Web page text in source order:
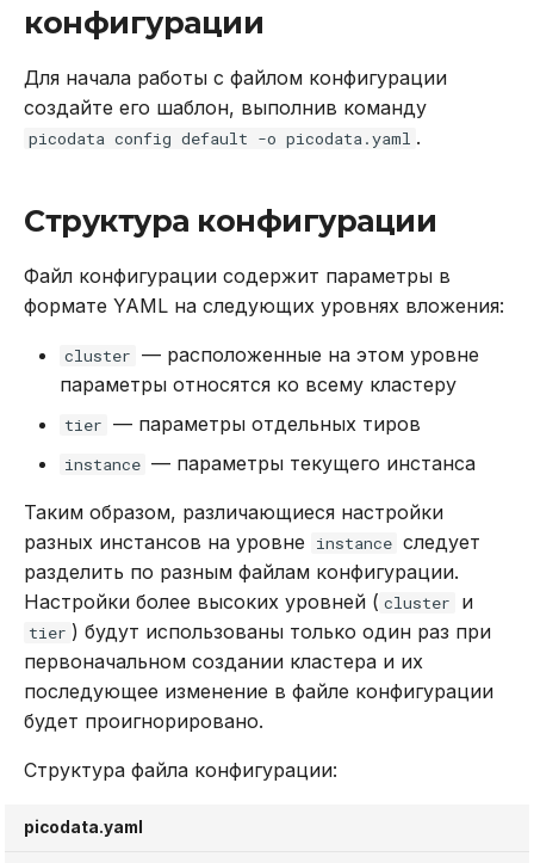
instance.ldap.connect
instance.ldap.dn_format
instance.ldap.enabled
instance.ldap.tls.method
instance.log.destination
instance.log.format
instance.memtx.dir
instance.memtx.max_tuple_size
instance.memtx.memory
instance.memtx.system_memory
instance.name
instance.peer
конфигурации
Для начала работы с файлом конфигурации
создайте его шаблон, выполнив команду
picodata config default -o picodata.yaml .
Структура конфигурации
Файл конфигурации содержит параметры в
формате YAML на следующих уровнях вложения:
cluster — расположенные на этом уровне
параметры относятся ко всему кластеру
tier — параметры отдельных тиров
instance — параметры текущего инстанса
Таким образом, различающиеся настройки
разных инстансов на уровне
instance следует
разделить по разным файлам конфигурации.
Настройки более высоких уровней ( cluster и
tier ) будут использованы только один раз при
первоначальном создании кластера и их
последующее изменение в файле конфигурации
будет проигнорировано.
Структура файла конфигурации:
picodata.yaml